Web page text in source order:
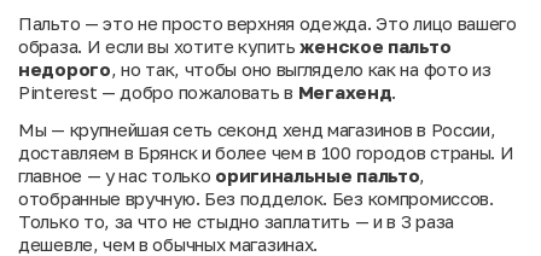
Пальто — это не просто верхняя одежда. Это лицо вашего
образа. И если вы хотите купитьженское пальто
недорого, но так, чтобы оно выглядело как на фото из
Pinterest — добро пожаловать в Мегахенд.
Мы — крупнейшая сеть секонд хенд магазинов в России,
доставляем в Брянск и более чем в 100 городов страны. И
главное — у нас только оригинальные пальто,
отобранные вручную. Без подделок. Без компромиссов.
Только то, за что не стыдно заплатить — и в 3 раза
дешевле, чем в обычных магазинах.